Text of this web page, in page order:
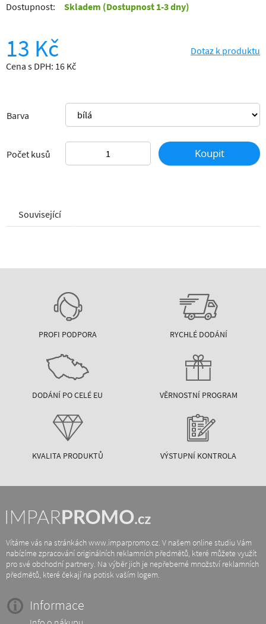
Dostupnost:
Skladem (Dostupnost 1-3 dny)
13 Kč
Cena s DPH: 16 Kč
Dotaz k produktu
Barva
Počet kusů Koupit
Související
PROFI PODPORA RYCHLÉ DODÁNÍ
DODÁNÍ PO CELÉ EU VĚRNOSTNÍ PROGRAM
KVALITA PRODUKTŮ VÝSTUPNÍ KONTROLA
Vítáme vás na stránkách www.imparpromo.cz. V našem online studiu Vám
nabízíme zpracování originálních reklamních předmětů, které můžete využít
pro své obchodní partnery. Na výběr jich je nepřeberné množství reklamních
předmětů, které čekají na potisk vaším logem.
Informace